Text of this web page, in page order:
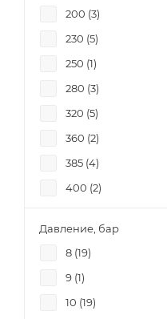
200 (3)
230 (5)
250 (1)
280 (3)
320 (5)
360 (2)
385 (4)
400 (2)
2
510 ( 2
530 (
580 (
1
Давление, бар
8 (19)
9 (1)
10 (19)